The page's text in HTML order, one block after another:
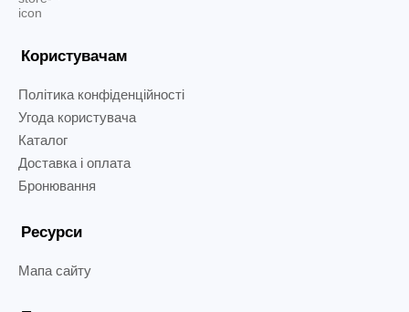
Користувачам
Політика конфіденційності
Угода користувача
Каталог
Доставка і оплата
Бронювання
Ресурси
Мапа сайту